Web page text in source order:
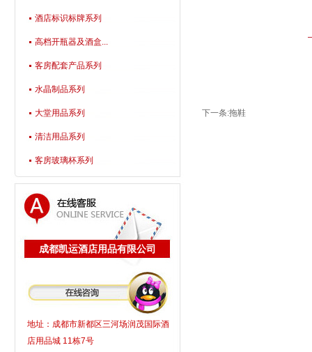
酒店标识标牌系列
高档开瓶器及酒盒...
客房配套产品系列
水晶制品系列
大堂用品系列
清洁用品系列
客房玻璃杯系列
成都凯运酒店用品有限公司
地址：成都市新都区三河场润茂国际酒
店用品城 11栋7号
下一条:拖鞋